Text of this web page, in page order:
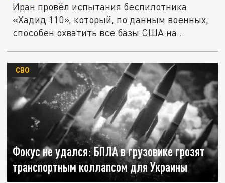
Иран провёл испытания беспилотника
«Хадид 110», который, по данным военных,
способен охватить все базы США на...
Фокус не удался: БПЛА в грузовике грозят
транспортным коллапсом для Украины
СВО